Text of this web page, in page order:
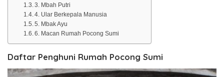
3. Mbah Putri
4. Ular Berkepala Manusia
5. Mbak Ayu
6. Macan Rumah Pocong Sumi
Daftar Penghuni Rumah Pocong Sumi